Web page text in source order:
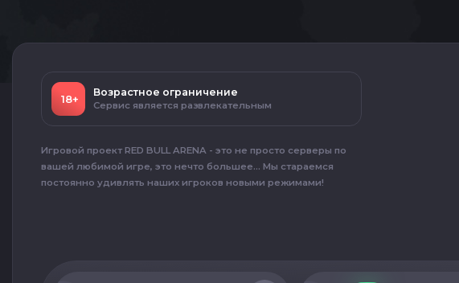
18+
Возрастное ограничение
Сервис является развлекательным
Игровой проект RED BULL ARENA - это не просто серверы по
вашей любимой игре, это нечто большее... Мы стараемся
постоянно удивлять наших игроков новыми режимами!